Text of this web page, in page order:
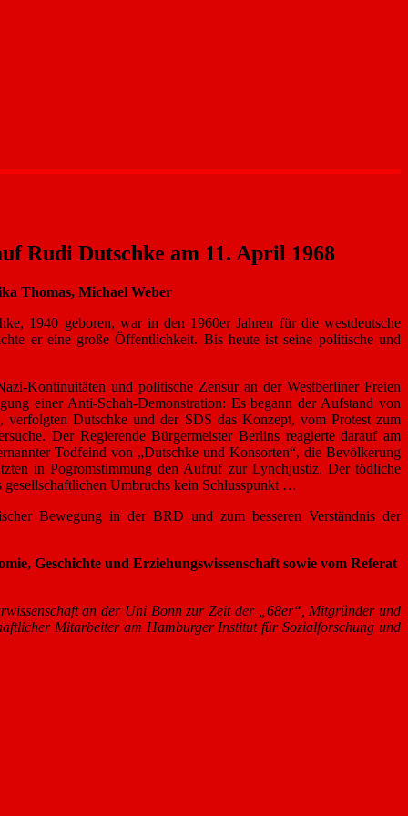
Rudi Dutschke am 11. April 1968
Thomas, Michael Weber
1940 geboren, war in den 1960er Jahren für die westdeutsche
er eine große Öffentlichkeit. Bis heute ist seine politische und
Kontinuitäten und politische Zensur an der Westberliner Freien
einer Anti-Schah-Demonstration: Es begann der Aufstand von
verfolgten Dutschke und der SDS das Konzept, vom Protest zum
Der Regierende Bürgermeister Berlins reagierte darauf am
Todfeind von „Dutschke und Konsorten“, die Bevölkerung
in Pogromstimmung den Aufruf zur Lynchjustiz. Der tödliche
gesellschaftlichen Umbruchs kein Schlusspunkt …
Bewegung in der BRD und zum besseren Verständnis der
Geschichte und Erziehungswissenschaft sowie vom Referat
an der Uni Bonn zur Zeit der „68er“, Mitgründer und
Mitarbeiter am Hamburger Institut für Sozialforschung und